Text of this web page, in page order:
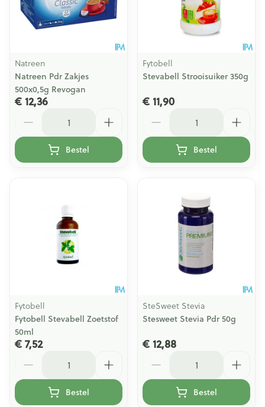
Natreen
Natreen Pdr Zakjes
500x0,5g Revogan
€ 12,36
Bestel
Fytobell
Stevabell Strooisuiker 350g
€ 11,90
Bestel
Fytobell
Fytobell Stevabell Zoetstof
50ml
€ 7,52
Bestel
SteSweet Stevia
Stesweet Stevia Pdr 50g
€ 12,88
Bestel